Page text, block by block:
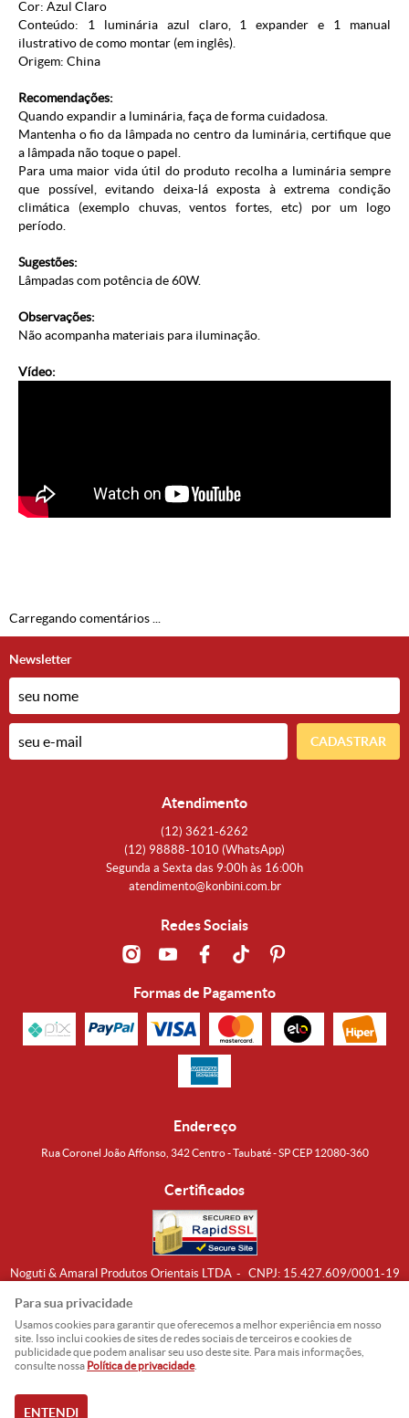
Cor: Azul Claro
Conteúdo: 1 luminária azul claro, 1 expander e 1 manual
ilustrativo de como montar (em inglês).
Origem: China
Recomendações:
Quando expandir a luminária, faça de forma cuidadosa.
Mantenha o fio da lâmpada no centro da luminária, certifique que
a lâmpada não toque o papel.
Para uma maior vida útil do produto recolha a luminária sempre
que possível, evitando deixa-lá exposta à extrema condição
climática (exemplo chuvas, ventos fortes, etc) por um logo
período.
Sugestões:
Lâmpadas com potência de 60W.
Observações:
Não acompanha materiais para iluminação.
Vídeo:
Carregando comentários ...
Newsletter
CADASTRAR
Atendimento
(12) 3621-6262
(12) 98888-1010 (WhatsApp)
Segunda a Sexta das 9:00h às 16:00h
atendimento@konbini.com.br
Redes Sociais
Formas de Pagamento
Endereço
Rua Coronel João Affonso, 342 Centro - Taubaté - SP CEP 12080-360
Certificados
Noguti & Amaral Produtos Orientais LTDA CNPJ: 15.427.609/0001-19
Para sua privacidade
Usamos cookies para garantir que oferecemos a melhor experiência em nosso
site. Isso inclui cookies de sites de redes sociais de terceiros e cookies de
publicidade que podem analisar seu uso deste site. Para mais informações,
consulte nossa Política de privacidade.
ENTENDI